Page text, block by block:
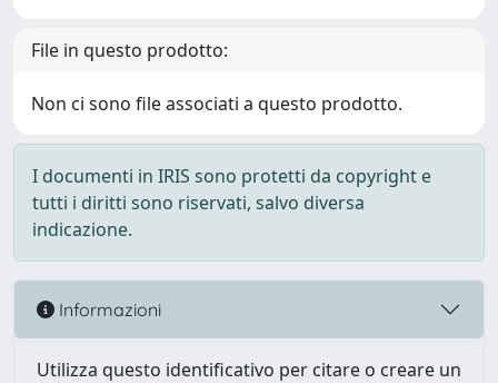
File in questo prodotto:
Non ci sono file associati a questo prodotto.
I documenti in IRIS sono protetti da copyright e
tutti i diritti sono riservati, salvo diversa
indicazione.
Informazioni
Utilizza questo identificativo per citare o creare un